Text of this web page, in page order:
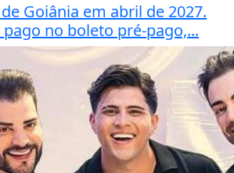
Goiânia em abril de 2027.
no boleto pré-pago,...